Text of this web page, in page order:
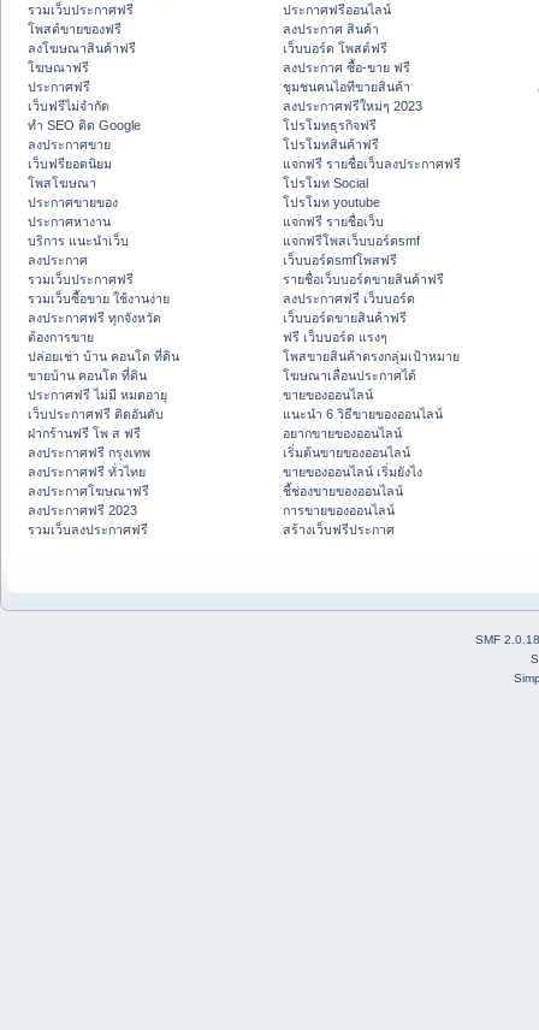
รวมเว็บประกาศฟรี
โพสต์ขายของฟรี
ลงโฆษณาสินค้าฟรี
โฆษณาฟรี
ประกาศฟรี
เว็บฟรีไม่จำกัด
ทำ SEO ติด Google
ลงประกาศขาย
เว็บฟรียอดนิยม
โพสโฆษณา
ประกาศขายของ
ประกาศหางาน
บริการ แนะนำเว็บ
ลงประกาศ
รวมเว็บประกาศฟรี
รวมเว็บซื้อขาย ใช้งานง่าย
ลงประกาศฟรี ทุกจังหวัด
ต้องการขาย
ปล่อยเช่า บ้าน คอนโด ที่ดิน
ขายบ้าน คอนโด ที่ดิน
ประกาศฟรี ไม่มี หมดอายุ
เว็บประกาศฟรี ติดอันดับ
ฝากร้านฟรี โพ ส ฟรี
ลงประกาศฟรี กรุงเทพ
ลงประกาศฟรี ทั่วไทย
ลงประกาศโฆษณาฟรี
ลงประกาศฟรี 2023
รวมเว็บลงประกาศฟรี
ประกาศฟรีออนไลน์
ลงประกาศ สินค้า
เว็บบอร์ด โพสต์ฟรี
ลงประกาศ ซื้อ-ขาย ฟรี
ชุมชนคนไอทีขายสินค้า
ลงประกาศฟรีใหม่ๆ 2023
โปรโมทธุรกิจฟรี
โปรโมทสินค้าฟรี
แจกฟรี รายชื่อเว็บลงประกาศฟรี
โปรโมท Social
โปรโมท youtube
แจกฟรี รายชื่อเว็บ
แจกฟรีโพสเว็บบอร์ดsmf
เว็บบอร์ดsmfโพสฟรี
รายชื่อเว็บบอร์ดขายสินค้าฟรี
ลงประกาศฟรี เว็บบอร์ด
เว็บบอร์ดขายสินค้าฟรี
ฟรี เว็บบอร์ด แรงๆ
โพสขายสินค้าตรงกลุ่มเป้าหมาย
โฆษณาเลื่อนประกาศได้
ขายของออนไลน์
แนะนำ 6 วิธีขายของออนไลน์
อยากขายของออนไลน์
เริ่มต้นขายของออนไลน์
ขายของออนไลน์ เริ่มยังไง
ชี้ช่องขายของออนไลน์
การขายของออนไลน์
สร้างเว็บฟรีประกาศ
SMF 2.0.18